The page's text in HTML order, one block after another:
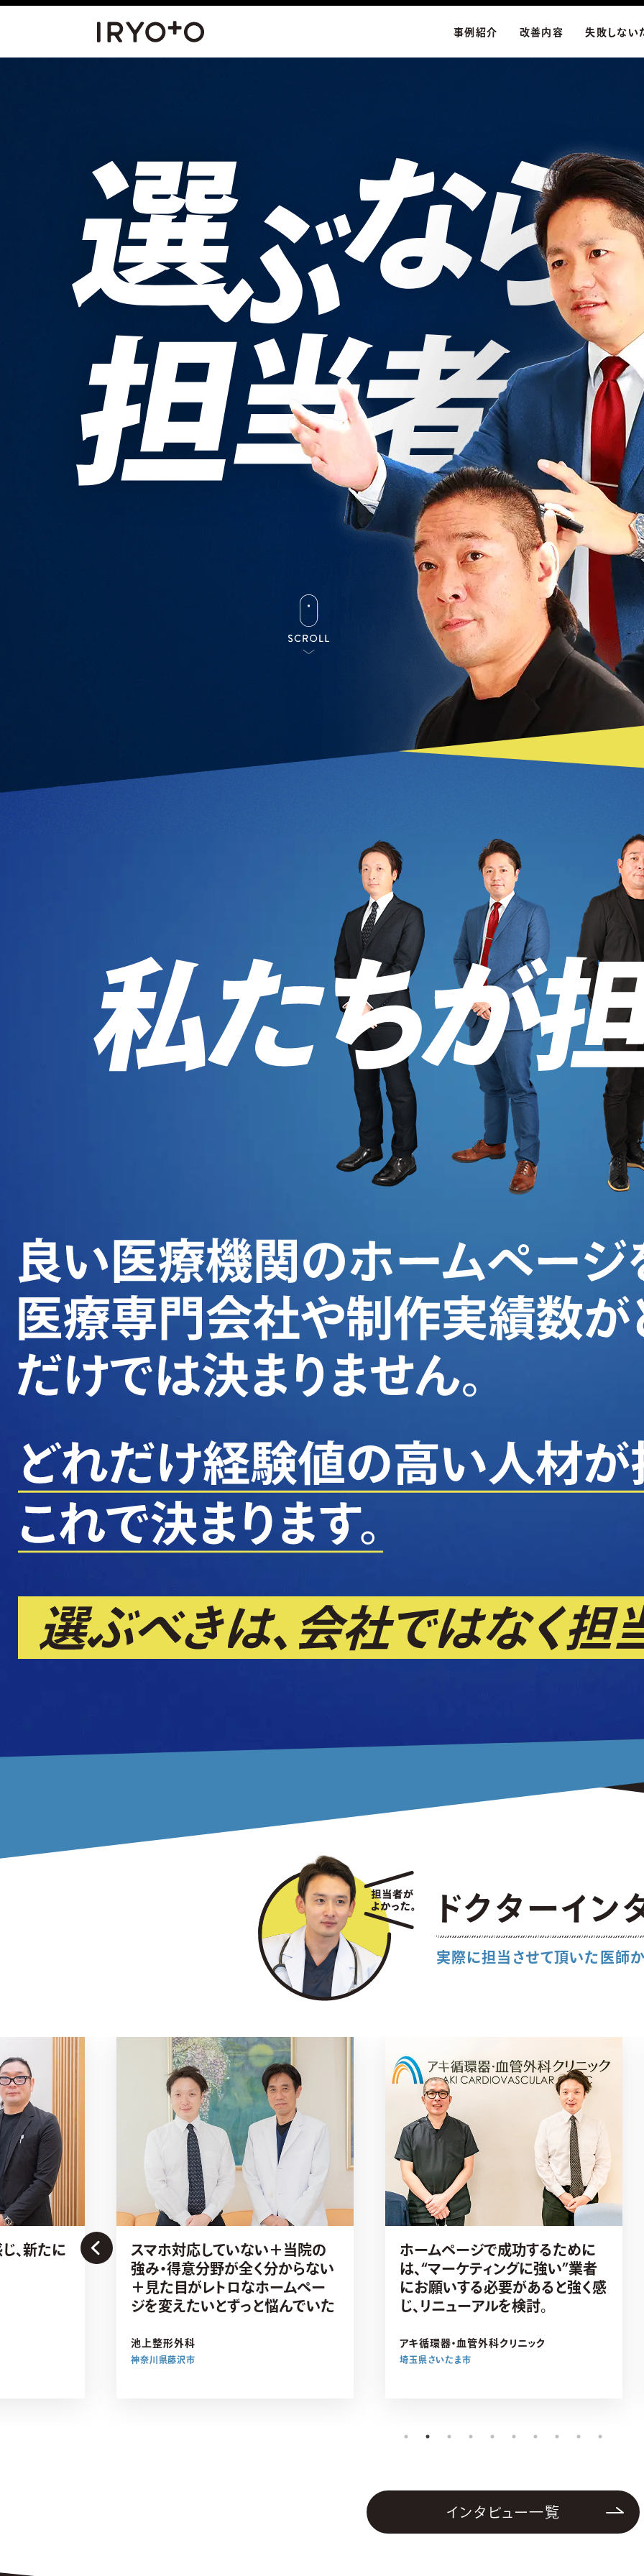
事例紹介 改善内容 失敗しない
ドクターイン
実際に担当させて頂いた医師
、新たに
スマホ対応していない＋当院の
強み・得意分野が全く分からない
＋見た目がレトロなホームペー
ジを変えたいとずっと悩んでいた
池上整形外科
神奈川県藤沢市
ホームページで成功するために
は、“マーケティングに強い”業者
にお願いする必要があると強く感
じ、リニューアルを検討。
アキ循環器・血管外科クリニック
埼玉県さいたま市
インタビュー一覧